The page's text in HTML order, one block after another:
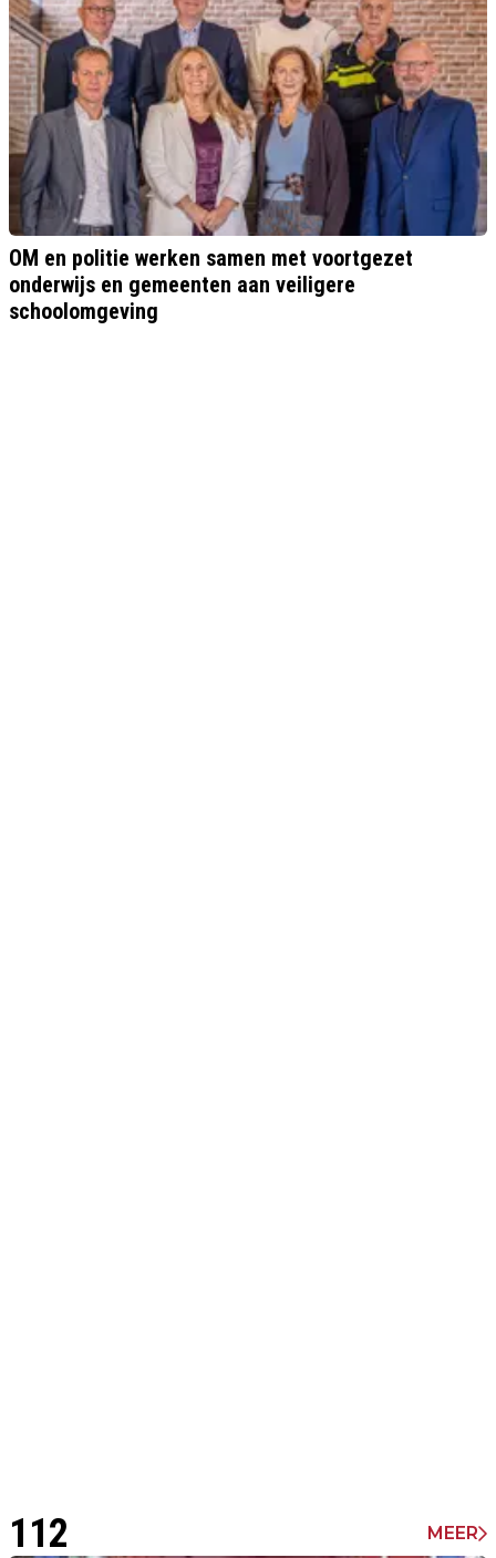
OM en politie werken samen met voortgezet
onderwijs en gemeenten aan veiligere
schoolomgeving
112 MEER